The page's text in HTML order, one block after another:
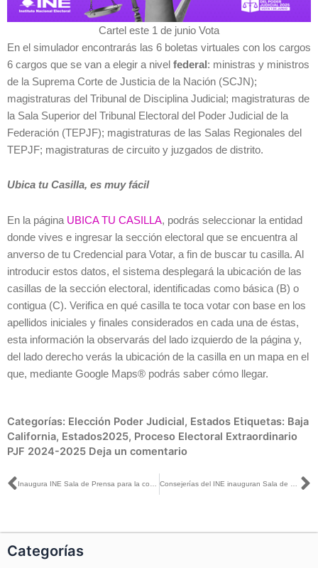
Cartel este 1 de junio Vota
En el simulador encontrarás las 6 boletas virtuales con los cargos
6 cargos que se van a elegir a nivel federal: ministras y ministros
de la Suprema Corte de Justicia de la Nación (SCJN);
magistraturas del Tribunal de Disciplina Judicial; magistraturas de
la Sala Superior del Tribunal Electoral del Poder Judicial de la
Federación (TEPJF); magistraturas de las Salas Regionales del
TEPJF; magistraturas de circuito y juzgados de distrito.
Ubica tu Casilla, es muy fácil
En la página UBICA TU CASILLA, podrás seleccionar la entidad
donde vives e ingresar la sección electoral que se encuentra al
anverso de tu Credencial para Votar, a fin de buscar tu casilla. Al
introducir estos datos, el sistema desplegará la ubicación de las
casillas de la sección electoral, identificadas como básica (B) o
contigua (C). Verifica en qué casilla te toca votar con base en los
apellidos iniciales y finales considerados en cada una de éstas,
esta información la observarás del lado izquierdo de la página y,
del lado derecho verás la ubicación de la casilla en un mapa en el
que, mediante Google Maps® podrás saber cómo llegar.
Categorías: Elección Poder Judicial, Estados Etiquetas: Baja
California, Estados2025, Proceso Electoral Extraordinario
PJF 2024-2025 Deja un comentario
Ant
Categorías